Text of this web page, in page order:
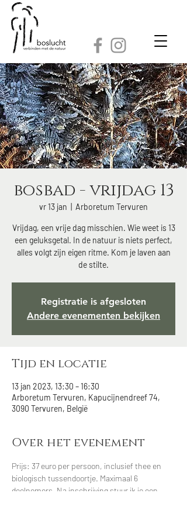
bosbad - vrijdag 13
vr 13 jan Arboretum Tervuren
Vrijdag, een vrije dag misschien. Wie weet is 13
een geluksgetal. In de natuur is niets perfect,
alles volgt zijn eigen ritme. Kom je laven aan
de stilte.
Registratie is afgesloten
Andere evenementen bekijken
Tijd en locatie
13 jan 2023, 13:30 – 16:30
Arboretum Tervuren, Kapucijnendreef 74,
3090 Tervuren, België
Over het evenement
Prijs: 37 euro per persoon, inclusief thee en
biologisch tussendoortje. Maximaal 6
deelnemers. Na inschrijving stuur ik je een